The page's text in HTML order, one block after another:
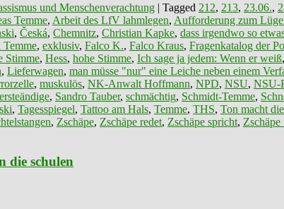
und Menschenverachtung | Tagged 212, 213, 23.06.,
Temme, Arbeit des LfV lahmlegen, Aufforderung zum
, Česká, Chemnitz, Christian Kapke, dass irgendwo so
Temme, exklusiv, Falco K., Falco Kraus, Fragenkatalog der
Stimme, Hess, hohe Stimme, Ich sage ja jedem: Wenn er weiß,
, Lieferwagen, man müsse "nur" eine Leiche neben einem
, muskulös, NK-Anwalt Hoffmann, NPD, NSU, NSU-
, Sandro Tauber, schmächtig, Schmidt-Temme,
, Tagesspiegel, Tattoo am Hals, Temme, THS, Ton macht
, Zschäpe, Zschäpe redet, Zschäpe spricht,
die schulen